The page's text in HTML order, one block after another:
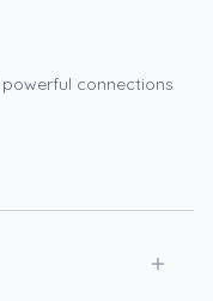
connections